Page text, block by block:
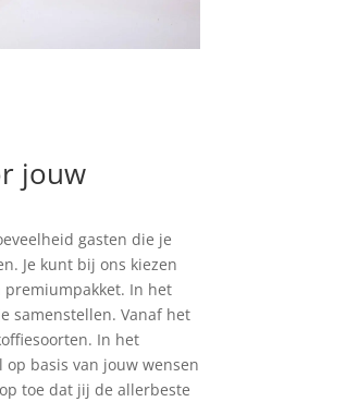
jouw
gasten die je
Je kunt bij ons kiezen
premiumpakket. In het
samenstellen. Vanaf het
In het
basis van jouw wensen
toe dat jij de allerbeste